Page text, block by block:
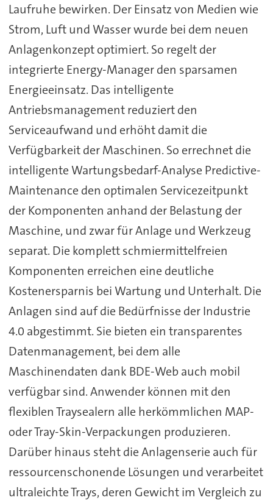
Laufruhe bewirken. Der Einsatz von Medien wie
Strom, Luft und Wasser wurde bei dem neuen
Anlagenkonzept optimiert. So regelt der
integrierte Energy-Manager den sparsamen
Energieeinsatz. Das intelligente
Antriebsmanagement reduziert den
Serviceaufwand und erhöht damit die
Verfügbarkeit der Maschinen. So errechnet die
intelligente Wartungsbedarf-Analyse Predictive-
Maintenance den optimalen Servicezeitpunkt
der Komponenten anhand der Belastung der
Maschine, und zwar für Anlage und Werkzeug
separat. Die komplett schmiermittelfreien
Komponenten erreichen eine deutliche
Kostenersparnis bei Wartung und Unterhalt. Die
Anlagen sind auf die Bedürfnisse der Industrie
4.0 abgestimmt. Sie bieten ein transparentes
Datenmanagement, bei dem alle
Maschinendaten dank BDE-Web auch mobil
verfügbar sind. Anwender können mit den
flexiblen Traysealern alle herkömmlichen MAP-
oder Tray-Skin-Verpackungen produzieren.
Darüber hinaus steht die Anlagenserie auch für
ressourcenschonende Lösungen und verarbeitet
ultraleichte Trays, deren Gewicht im Vergleich zu